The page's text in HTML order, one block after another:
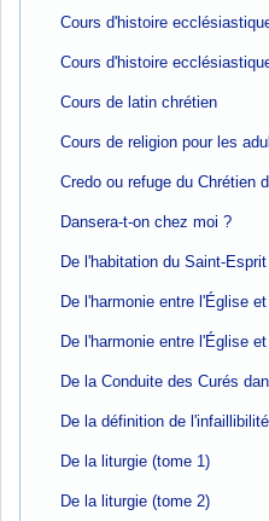
Cours d'histoire
Cours d'histoire
Cours de latin chrétien
Cours de religion pour les
Credo ou refuge du Chrétien
Dansera-t-on chez moi ?
De l'habitation du Saint-
De l'harmonie entre l'Église
De l'harmonie entre l'Église
De la Conduite des Curés
De la définition de
De la liturgie (tome 1)
De la liturgie (tome 2)